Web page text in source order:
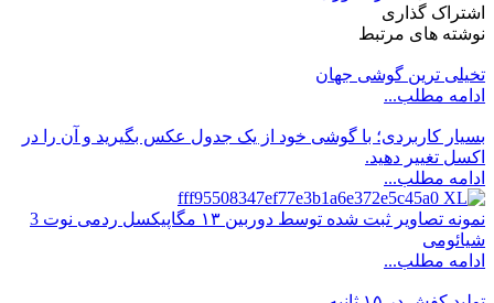
اشتراک گذاری
نوشته های مرتبط
تخیلی ترین گوشی جهان
ادامه مطلب...
بسیار کاربردی؛ با گوشی خود از یک جدول عکس بگیرید و آن را در
اکسل تغییر دهید.
ادامه مطلب...
نمونه تصاویر ثبت شده توسط دوربین ۱۳ مگاپیکسل ردمی نوت 3
شیائومی
ادامه مطلب...